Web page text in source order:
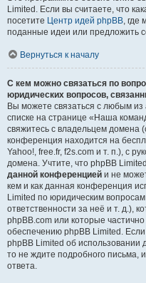
Limited. Если вы считаете, что
посетите Центр идей phpBB, где
поданные идеи или предложить
Вернуться к началу
С кем можно связаться по
юридических вопросов,
Вы можете связаться с любым
списке на странице «Наша
свяжитесь с владельцем домена
конференция находится на
Yahoo!, free.fr, f2s.com и т. п.), с
домена. Учтите, что phpBB Limited
данной конференцией и не
кем и как данная конференция
Limited по юридическим
ответственности за неё и т. д.),
phpBB.com или которые
обеспечению phpBB Limited.
phpBB Limited об использовании
то не ждите подробного письма,
ответа.